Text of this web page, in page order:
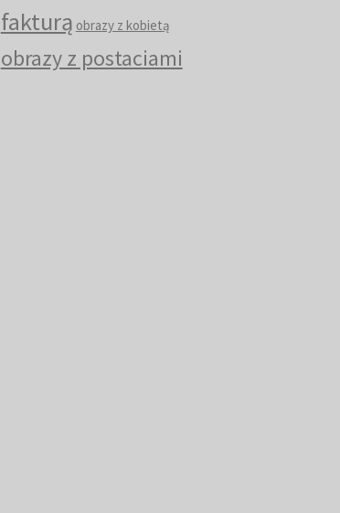
fakturą obrazy z kobietą
obrazy z postaciami